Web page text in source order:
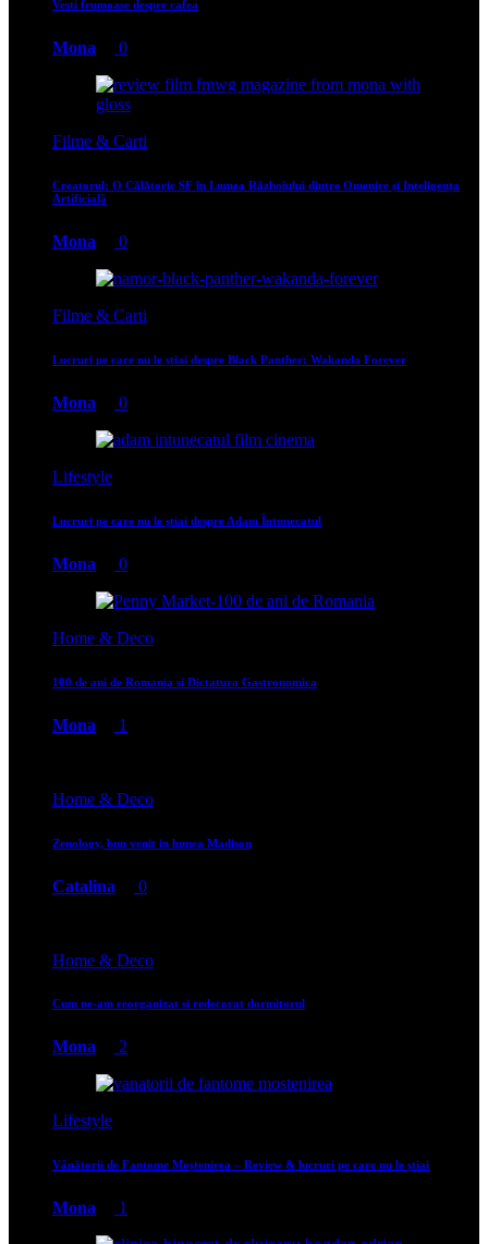
Vesti frumoase despre cafea
Mona 0
Filme & Carti
Creatorul: O Călătorie SF în Lumea Războiului dintre Omenire și Inteligența
Artificială
Mona 0
Filme & Carti
Lucruri pe care nu le știai despre Black Panther: Wakanda Forever
Mona 0
Lifestyle
Lucruri pe care nu le știai despre Adam Întunecatul
Mona 0
Home & Deco
100 de ani de Romania si Dictatura Gastronomica
Mona 1
Home & Deco
Zenology, bun venit in lumea Madison
Catalina 0
Home & Deco
Cum ne-am reorganizat si redecorat dormitorul
Mona 2
Lifestyle
Vânătorii de Fantome Moștenirea – Review & lucruri pe care nu le știai
Mona 1